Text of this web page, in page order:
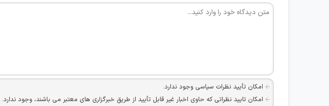
امکان تأیید نظرات سیاسی وجود ندارد.
امکان تایید نظراتی که حاوی اخبار غیر قابل تأیید از طریق خبرگزاری های معتبر می باشند، وجود ندارد.